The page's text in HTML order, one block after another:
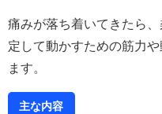
痛みが落ち着いてきたら
定して動かすための筋力
ます。
主な内容